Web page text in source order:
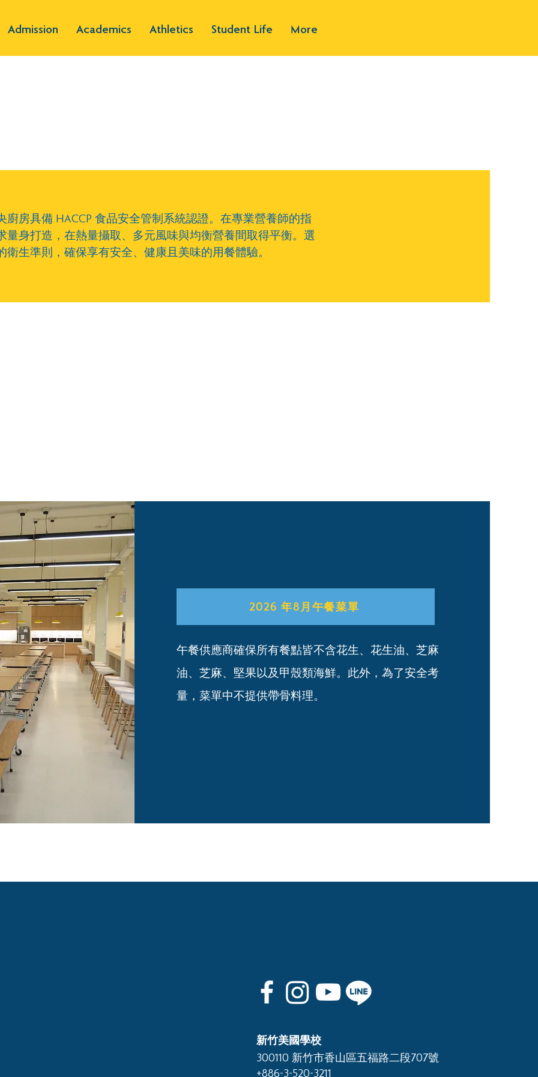
Admission Academics Athletics Student Life More
房具備 HACCP 食品安全管制系統認證。在專業營養師的指
量身打造，在熱量攝取、多元風味與均衡營養間取得平衡。選
生準則，確保享有安全、健康且美味的用餐體驗。
2026 年8月午餐菜單
午餐供應商確保所有餐點皆不含花生、花生油、芝麻
油、芝麻、堅果以及甲殼類海鮮。此外，為了安全考
量，菜單中不提供帶骨料理。
新竹美國學校
300110 新竹市香山區五福路二段707號
+886-3-520-3211